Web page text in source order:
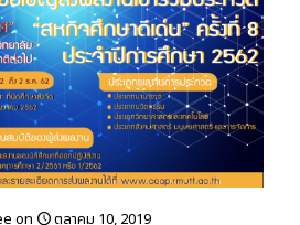
on
ตุลาคม 10, 2019